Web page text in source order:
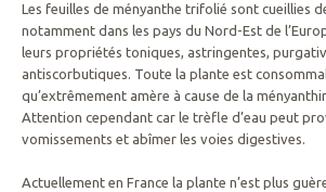
Les feuilles de ményanthe trifolié sont cueillies
notamment dans les pays du Nord-Est de
leurs propriétés toniques, astringentes,
antiscorbutiques. Toute la plante est
qu’extrêmement amère à cause de la
Attention cependant car le trèfle d’eau peut
vomissements et abîmer les voies digestives.
Actuellement en France la plante n’est plus